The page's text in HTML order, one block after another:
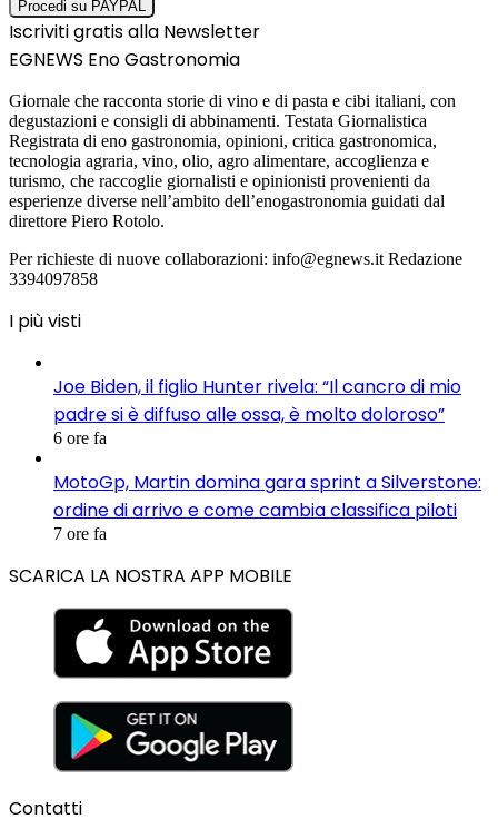
Iscriviti gratis alla Newsletter
EGNEWS Eno Gastronomia
Giornale che racconta storie di vino e di pasta e cibi italiani, con
degustazioni e consigli di abbinamenti. Testata Giornalistica
Registrata di eno gastronomia, opinioni, critica gastronomica,
tecnologia agraria, vino, olio, agro alimentare, accoglienza e
turismo, che raccoglie giornalisti e opinionisti provenienti da
esperienze diverse nell’ambito dell’enogastronomia guidati dal
direttore Piero Rotolo.
Per richieste di nuove collaborazioni: info@egnews.it Redazione
3394097858
I più visti
Joe Biden, il figlio Hunter rivela: “Il cancro di mio
padre si è diffuso alle ossa, è molto doloroso”
6 ore fa
MotoGp, Martin domina gara sprint a Silverstone:
ordine di arrivo e come cambia classifica piloti
7 ore fa
SCARICA LA NOSTRA APP MOBILE
Contatti